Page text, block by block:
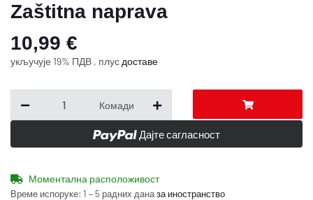
Zaštitna naprava
10,99 €
укључује 19% ПДВ , плус доставе
Комади
Дајте сагласност
Моментална расположивост
Време испоруке: 1 – 5 радних даназа иностранство